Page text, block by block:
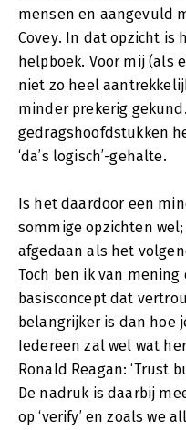
mensen en aangevuld
Covey. In dat opzicht is
helpboek. Voor mij (als
niet zo heel
minder prekerig
gedragshoofdstukken
‘da’s logisch’-gehalte.
Is het daardoor een
sommige opzichten
afgedaan als het
Toch ben ik van
basisconcept dat
belangrijker is dan hoe
Iedereen zal wel wat
Ronald Reagan: ‘Trust
De nadruk is daarbij
op ‘verify’ en zoals we